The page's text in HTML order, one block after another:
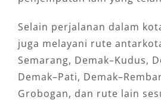
Selain perjalanan dalam
juga melayani rute
Semarang, Demak–Kudus,
Demak–Pati,
Grobogan, dan rute lain